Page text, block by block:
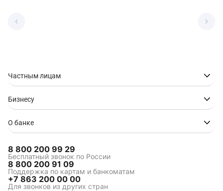
Частным лицам
Бизнесу
О банке
8 800 200 99 29
Бесплатный звонок по России
8 800 200 91 09
Поддержка по картам и банкоматам
+7 863 200 00 00
Для звонков из других стран